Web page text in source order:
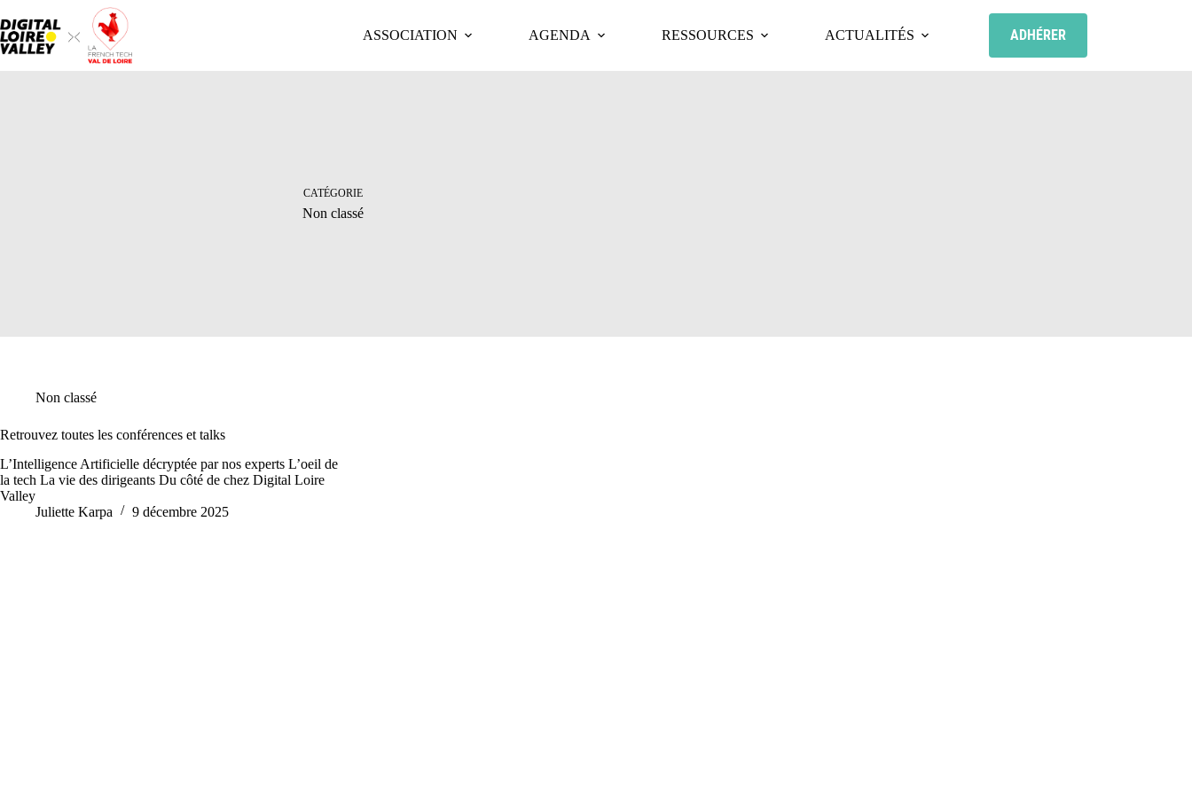
au
contenu
ASSOCIATION AGENDA RESSOURCES ACTUALITÉS ADHÉRER
CATÉGORIE
Non classé
Non classé
Retrouvez toutes les conférences et talks
L’Intelligence Artificielle décryptée par nos experts L’oeil de
la tech La vie des dirigeants Du côté de chez Digital Loire
Valley
Juliette Karpa
9 décembre 2025